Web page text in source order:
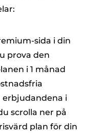
sida i din
prova den
i 1 månad
erbjudandena i
scrolla ner på
plan för din